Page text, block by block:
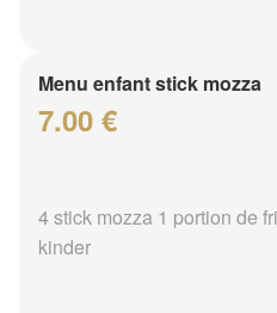
Menu enfant stick mozza
7.00 €
4 stick mozza 1 portion de
kinder